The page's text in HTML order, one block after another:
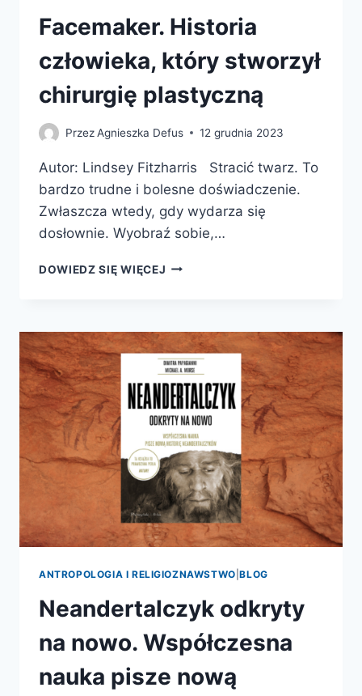
Facemaker. Historia
człowieka, który stworzył
chirurgię plastyczną
PrzezAgnieszka Defus 12 grudnia 2023
Autor: Lindsey Fitzharris Stracić twarz. To
bardzo trudne i bolesne doświadczenie.
Zwłaszcza wtedy, gdy wydarza się
dosłownie. Wyobraź sobie,…
DOWIEDZ SIĘ WIĘCEJ FACEMAKER.
STWORZYŁ
CHIRURGIĘ
PLASTYCZNĄ
ANTROPOLOGIA I RELIGIOZNAWSTWO |BLOG
Neandertalczyk odkryty
na nowo. Współczesna
nauka pisze nową